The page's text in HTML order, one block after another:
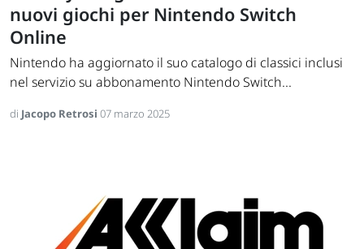
nuovi giochi per Nintendo Switch
Online
Nintendo ha aggiornato il suo catalogo di classici inclusi
nel servizio su abbonamento Nintendo Switch...
di Jacopo Retrosi 07 marzo 2025